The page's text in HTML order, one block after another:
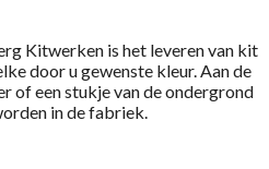
Kitwerken is het leveren van kit
door u gewenste kleur. Aan de
of een stukje van de ondergrond
in de fabriek.